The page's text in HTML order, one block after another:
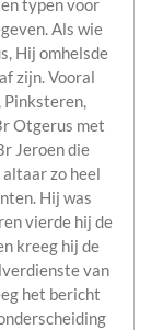
typen voor
Als wie
Hij omhelsde
zijn. Vooral
Pinksteren,
Otgerus met
Jeroen die
zo heel
Hij was
vierde hij de
kreeg hij de
van
het bericht